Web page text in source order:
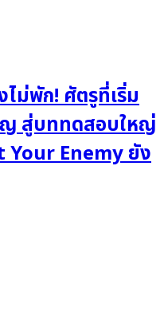
ไม่พัก! ศัตรูที่เริ่ม
ญ สู่บททดสอบใหญ่
Your Enemy ยัง